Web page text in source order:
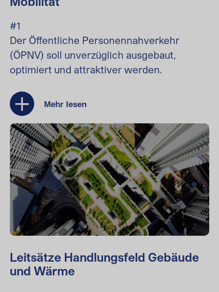
#1
Der Öffentliche Personennahverkehr
(ÖPNV) soll unverzüglich ausgebaut,
optimiert und attraktiver werden.
Mehr lesen
Leitsätze Handlungsfeld Gebäude
und Wärme